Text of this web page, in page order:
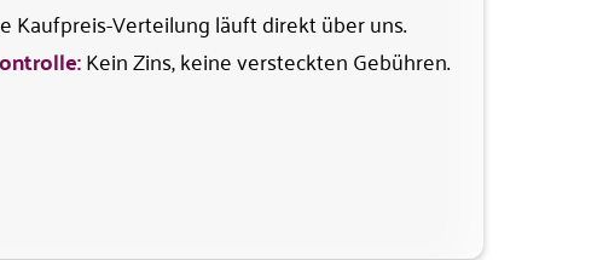
Kaufpreis-Verteilung läuft direkt über uns.
Kein Zins, keine versteckten Gebühren.